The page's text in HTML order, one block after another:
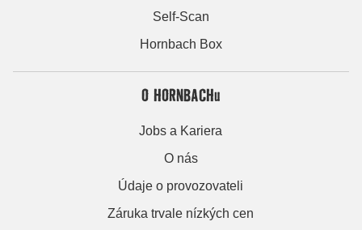
Self-Scan
Hornbach Box
O HORNBACHu
Jobs a Kariera
O nás
Údaje o provozovateli
Záruka trvale nízkých cen